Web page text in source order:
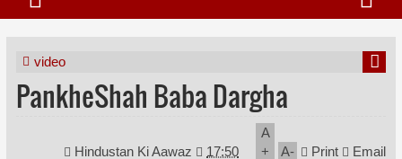
video
PankheShah Baba Dargha
Hindustan Ki Aawaz 17:50
A
+
A- Print Email